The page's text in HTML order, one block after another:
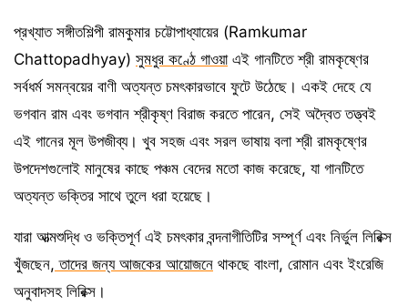
প্রখ্যাত সঙ্গীতশিল্পী রামকুমার চট্টোপাধ্যায়ের (Ramkumar
Chattopadhyay) সুমধুর কণ্ঠে গাওয়াএই গানটিতে শ্রী রামকৃষ্ণের
সর্বধর্ম সমন্বয়ের বাণী অত্যন্ত চমৎকারভাবে ফুটে উঠেছে। একই দেহে যে
ভগবান রাম এবং ভগবান শ্রীকৃষ্ণ বিরাজ করতে পারেন, সেই অদ্বৈত তত্ত্বই
এই গানের মূল উপজীব্য। খুব সহজ এবং সরল ভাষায় বলা শ্রী রামকৃষ্ণের
উপদেশগুলোই মানুষের কাছে পঞ্চম বেদের মতো কাজ করেছে, যা গানটিতে
অত্যন্ত ভক্তির সাথে তুলে ধরা হয়েছে।
যারা আত্মশুদ্ধি ও ভক্তিপূর্ণ এই চমৎকার বন্দনাগীতিটির সম্পূর্ণ এবং নির্ভুল লিরিক্স
খুঁজছেন, তাদের জন্য আজকের আয়োজনে থাকছে বাংলা, রোমান এবং ইংরেজি
অনুবাদসহ লিরিক্স।